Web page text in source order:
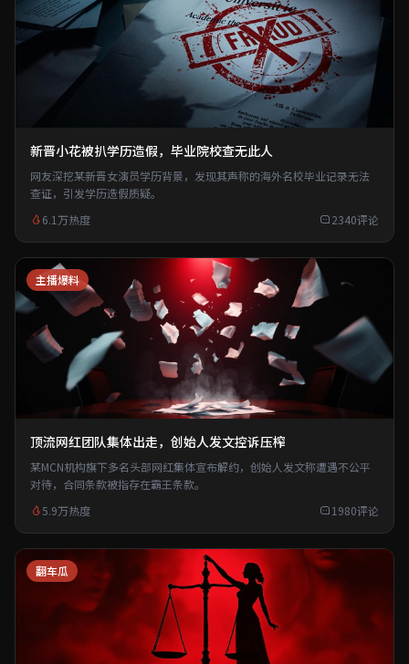
新晋小花被扒学历造假，毕业院校查无此人
网友深挖某新晋女演员学历背景，发现其声称的海外名校毕业记录无法
查证，引发学历造假质疑。
6.1万热度
2340评论
主播爆料
顶流网红团队集体出走，创始人发文控诉压榨
某MCN机构旗下多名头部网红集体宣布解约，创始人发文称遭遇不公平
对待，合同条款被指存在霸王条款。
5.9万热度
1980评论
翻车瓜